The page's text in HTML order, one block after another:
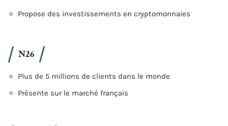
Propose des investissements en cryptomonnaies
N26
Plus de 5 millions de clients dans le monde
Présente sur le marché français